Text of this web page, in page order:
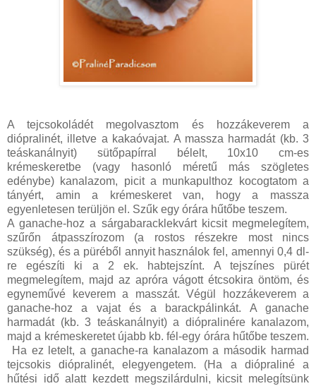
A tejcsokoládét megolvasztom és hozzákeverem a
diópralinét, illetve a kakaóvajat. A massza harmadát (kb. 3
teáskanálnyit) sütőpapírral bélelt, 10x10 cm-es
krémeskeretbe (vagy hasonló méretű más szögletes
edénybe) kanalazom, picit a munkapulthoz kocogtatom a
tányért, amin a krémeskeret van, hogy a massza
egyenletesen terüljön el. Szűk egy órára hűtőbe teszem.
A ganache-hoz a sárgabaracklekvárt kicsit megmelegítem,
szűrőn átpasszírozom (a rostos részekre most nincs
szükség), és a püréből annyit használok fel, amennyi 0,4 dl-
re egészíti ki a 2 ek. habtejszínt. A tejszínes pürét
megmelegítem, majd az apróra vágott étcsokira öntöm, és
egyneművé keverem a masszát. Végül hozzákeverem a
ganache-hoz a vajat és a barackpálinkát. A ganache
harmadát (kb. 3 teáskanálnyit) a diópralinére kanalazom,
majd a krémeskeretet újabb kb. fél-egy órára hűtőbe teszem.
Ha ez letelt, a ganache-ra kanalazom a második harmad
tejcsokis diópralinét, elegyengetem. (Ha a diópraliné a
hűtési idő alatt kezdett megszilárdulni, kicsit melegítsünk